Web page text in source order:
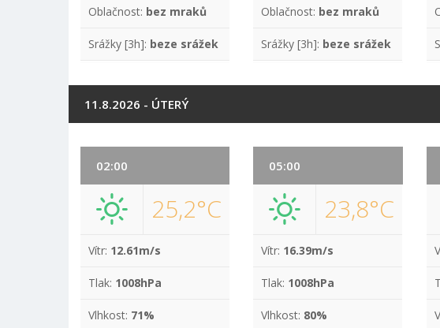
Oblačnost: bez mraků
Srážky [3h]: beze srážek
Oblačnost: bez mraků
Srážky [3h]: beze srážek
11.8.2026 - ÚTERÝ
02:00
25,2°C
Vítr: 12.61m/s
Tlak: 1008hPa
Vlhkost: 71%
05:00
23,8°C
Vítr: 16.39m/s
Tlak: 1008hPa
Vlhkost: 80%